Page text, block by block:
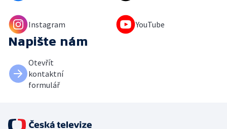
Instagram YouTube
Napište nám
Otevřít
kontaktní
formulář